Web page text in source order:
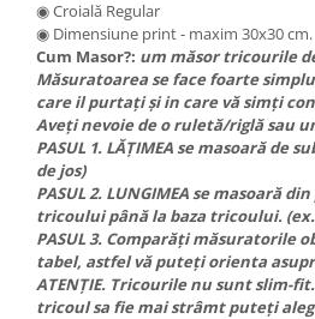
STICKERE JDM
STICKERE PENTRU CAPOTA
STICKERE PENTRU LATERALE
STICKERE PERSONALIZATE
STICKERE PRAGURI
STICKERE PRINTATE
STICKERE UTILAJE AGRICOLE
VANATOARE - PESCUIT
◉ Croială Regular
◉ Dimensiune print - maxim 30x30 cm.
Cum Masor?: um măsor tricourile
Măsuratoarea se face foarte
care il purtați și in care vă simți
Aveți nevoie de o ruletă/riglă sau
PASUL 1. LĂȚIMEA se masoară de
de jos)
PASUL 2. LUNGIMEA se masoară
tricoului până la baza tricoului.
PASUL 3. Comparăți măsuratorile
tabel, astfel vă puteți orienta
ATENȚIE. Tricourile nu sunt slim-
tricoul sa fie mai strâmt puteți